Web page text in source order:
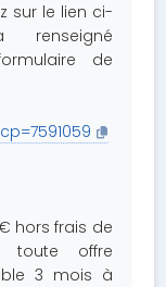
sur le lien ci-
de
hors frais de
toute offre
3 mois à